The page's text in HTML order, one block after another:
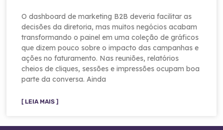
O dashboard de marketing B2B deveria facilitar as
decisões da diretoria, mas muitos negócios acabam
transformando o painel em uma coleção de gráficos
que dizem pouco sobre o impacto das campanhas e
ações no faturamento. Nas reuniões, relatórios
cheios de cliques, sessões e impressões ocupam boa
parte da conversa. Ainda
[ LEIA MAIS ]